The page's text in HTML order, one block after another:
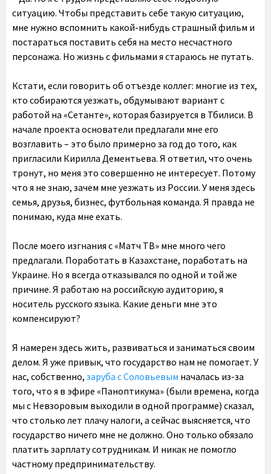
ситуацию. Чтобы представить себе такую ситуацию,
мне нужно вспомнить какой-нибудь страшный фильм и
постараться поставить себя на место несчастного
персонажа. Но жизнь с фильмами я стараюсь не путать.
Кстати, если говорить об отъезде коллег: многие из тех,
кто собираются уезжать, обдумывают вариант с
работой на «Сетанте», которая базируется в Тбилиси. В
начале проекта основатели предлагали мне его
возглавить – это было примерно за год до того, как
пригласили Кирилла Дементьева. Я ответил, что очень
тронут, но меня это совершенно не интересует. Потому
что я не знаю, зачем мне уезжать из России. У меня здесь
семья, друзья, бизнес, футбольная команда. Я правда не
понимаю, куда мне ехать.
После моего изгнания с «Матч ТВ» мне много чего
предлагали. Поработать в Казахстане, поработать на
Украине. Но я всегда отказывался по одной и той же
причине. Я работаю на российскую аудиторию, я
носитель русского языка. Какие деньги мне это
компенсируют?
Я намерен здесь жить, развиваться и заниматься своим
делом. Я уже привык, что государство нам не помогает. У
нас, собственно, заруба с Соловьевым началась из-за
того, что я в эфире «Паноптикума» (были времена, когда
мы с Невзоровым выходили в одной программе) сказал,
что столько лет плачу налоги, а сейчас выясняется, что
государство ничего мне не должно. Оно только обязало
платить зарплату сотрудникам. И никак не помогло
частному предпринимательству.